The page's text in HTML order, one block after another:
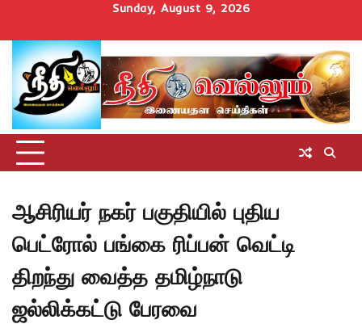
content
Sunday, August 9, 2026
Homeசெய்திகள்
தமிழ்நாடுமாவட்டச்செய்திகள்
அரசியல்ஆன்மிகம்
சட்டம்
அறிவோம்
சினிமாUncategorized
ஆசிரியர் நகர் பகுதியில் புதிய
பெட்ரோல் பங்கை ரிப்பன் வெட்டி
திறந்து வைத்த தமிழ்நாடு
ஜல்லிக்கட்டு பேரவை